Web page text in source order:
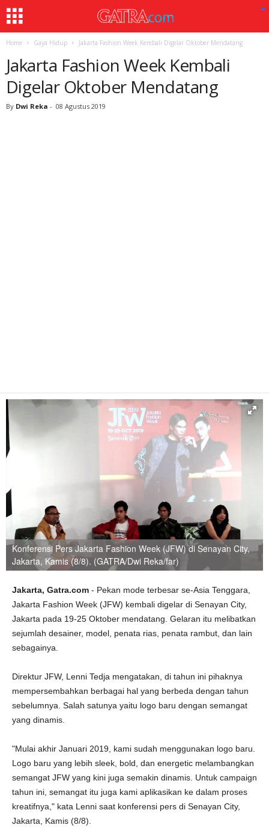
Home Gaya Hidup Jakarta Fashion Week Kembali Digelar Oktober Mendatang
Jakarta Fashion Week Kembali
Digelar Oktober Mendatang
By Dwi Reka - 08 Agustus 2019
Konferensi Pers Jakarta Fashion Week (JFW) di Senayan City,
Jakarta, Kamis (8/8). (GATRA/Dwi Reka/far)
Jakarta, Gatra.com - Pekan mode terbesar se-Asia Tenggara,
Jakarta Fashion Week (JFW) kembali digelar di Senayan City,
Jakarta pada 19-25 Oktober mendatang. Gelaran itu melibatkan
sejumlah desainer, model, penata rias, penata rambut, dan lain
sebagainya.
Direktur JFW, Lenni Tedja mengatakan, di tahun ini pihaknya
mempersembahkan berbagai hal yang berbeda dengan tahun
sebelumnya. Salah satunya yaitu logo baru dengan semangat
yang dinamis.
"Mulai akhir Januari 2019, kami sudah menggunakan logo baru.
Logo baru yang lebih sleek, bold, dan energetic melambangkan
semangat JFW yang kini juga semakin dinamis. Untuk campaign
tahun ini, semangat itu juga kami aplikasikan ke dalam proses
kreatifnya," kata Lenni saat konferensi pers di Senayan City,
Jakarta, Kamis (8/8).